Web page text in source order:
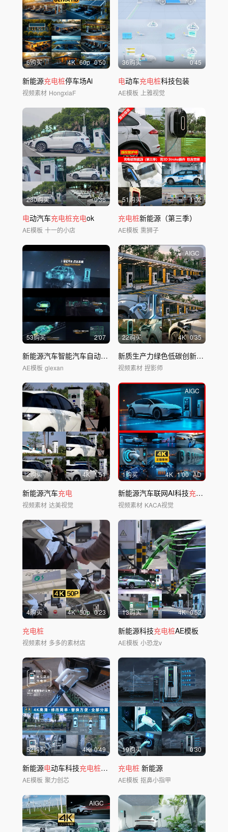
6购买 4K 60p 0'50
新能源充电桩停车场Ai
视频素材 HongxiaF
36购买 0'45
电动车充电桩科技包装
AE模板 上雅视觉
230购买 0'36
电动汽车充电桩充电ok
AE模板 十一的小店
51购买 1'02
充电桩新能源（第三季）
AE模板 熏狮子
53购买 2'07
新能源汽车智能汽车自动驾驶开场展示模板
AE模板 glexan
AIGC
22购买 4K 0'35
新质生产力绿色低碳创新新能源汽车
视频素材 捏影师
2购买 4K 1'51
新能源汽车充电
视频素材 达美视觉
AIGC
1购买 4K 1'00 AD
新能源汽车联网AI科技充电桩
视频素材 KACA视觉
4购买 4K 50p 0'23
充电桩
视频素材 多多的素材店
13购买 4K 0'52
新能源科技充电桩AE模板
AE模板 小恐龙v
52购买 4K 0'49
新能源电动车科技充电桩AE模板
AE模板 聚力创芯
19购买 0'30
充电桩 新能源
AE模板 抠鼻小指甲
AIGC